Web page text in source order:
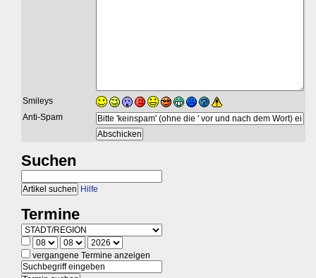
Smileys
Anti-Spam
Suchen
Hilfe
Termine
vergangene Termine anzeigen